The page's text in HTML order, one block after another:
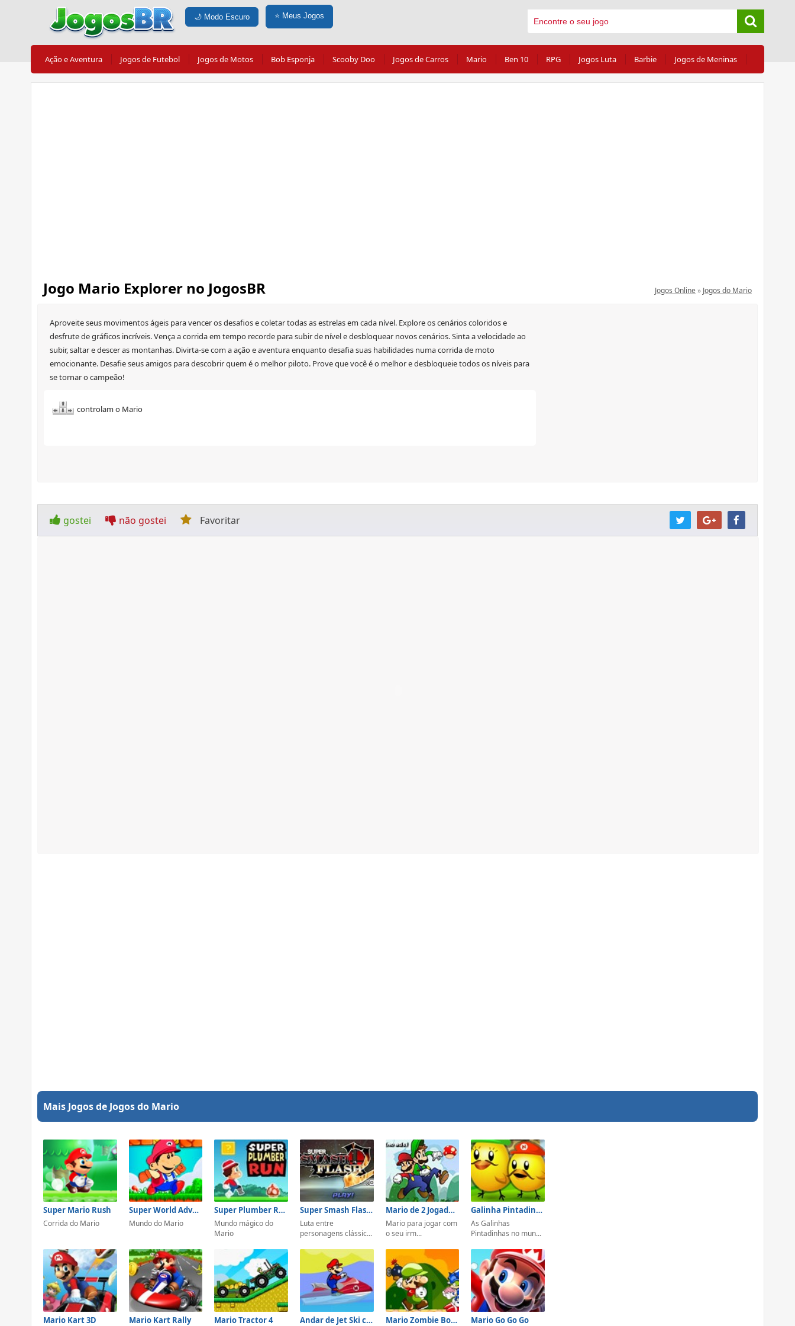
🌙 Modo Escuro ⭐ Meus Jogos
Ação e Aventura Jogos de Futebol Jogos de Motos Bob Esponja Scooby Doo Jogos de Carros Mario Ben 10 RPG Jogos Luta Barbie Jogos de Meninas
Jogo Mario Explorer no JogosBR Jogos Online» Jogos do Mario
Aproveite seus movimentos ágeis para vencer os desafios e coletar todas as estrelas em cada nível. Explore os cenários coloridos e
desfrute de gráficos incríveis. Vença a corrida em tempo recorde para subir de nível e desbloquear novos cenários. Sinta a velocidade ao
subir, saltar e descer as montanhas. Divirta-se com a ação e aventura enquanto desafia suas habilidades numa corrida de moto
emocionante. Desafie seus amigos para descobrir quem é o melhor piloto. Prove que você é o melhor e desbloqueie todos os níveis para
se tornar o campeão!
controlam o Mario
gostei não gostei Favoritar
Mais Jogos de Jogos do Mario
Super Mario Rush
Corrida do Mario
Super World Adventure
Mundo do Mario
Super Plumber Run
Mundo mágico do
Mario
Super Smash Flash 2 v0.9b
Luta entre
personagens clássic...
Mario de 2 Jogadores
Mario para jogar com
o seu irm...
Galinha Pintadinha: Super Irmãs
As Galinhas
Pintadinhas no mun...
Mario Kart 3D Mario Kart Rally Mario Tractor 4 Andar de Jet Ski com Mario Mario Zombie Bomber Mario Go Go Go